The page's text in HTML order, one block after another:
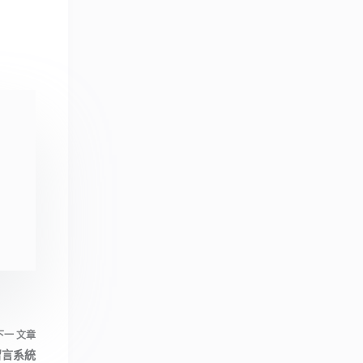
一 文章
系統